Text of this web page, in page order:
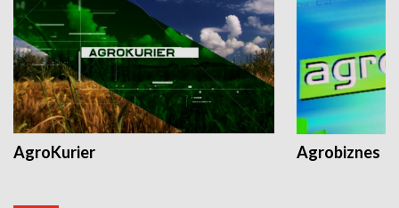
AgroKurier Agrobiznes